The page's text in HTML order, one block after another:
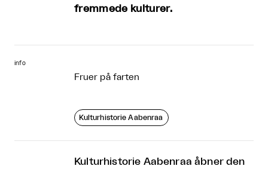
fremmede kulturer.
info
Fruer på farten
Kulturhistorie Aabenraa
Kulturhistorie Aabenraa åbner den